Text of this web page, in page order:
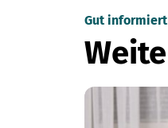
Gut informiert